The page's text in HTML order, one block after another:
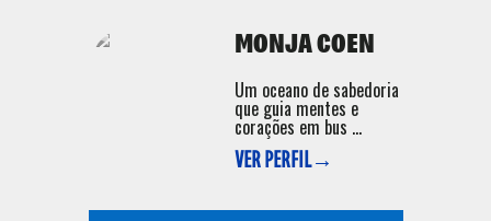
MONJA COEN
Um oceano de sabedoria
que guia mentes e
corações em bus ...
VER PERFIL→